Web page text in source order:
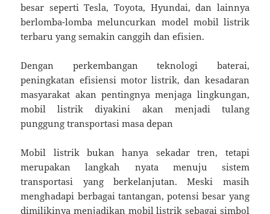
besar seperti Tesla, Toyota, Hyundai, dan lainnya
berlomba-lomba meluncurkan model mobil listrik
terbaru yang semakin canggih dan efisien.
Dengan perkembangan teknologi baterai,
peningkatan efisiensi motor listrik, dan kesadaran
masyarakat akan pentingnya menjaga lingkungan,
mobil listrik diyakini akan menjadi tulang
punggung transportasi masa depan
Mobil listrik bukan hanya sekadar tren, tetapi
merupakan langkah nyata menuju sistem
transportasi yang berkelanjutan. Meski masih
menghadapi berbagai tantangan, potensi besar yang
dimilikinya menjadikan mobil listrik sebagai simbol